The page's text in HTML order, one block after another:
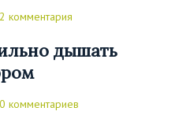
2 комментария
дышать
0 комментариев